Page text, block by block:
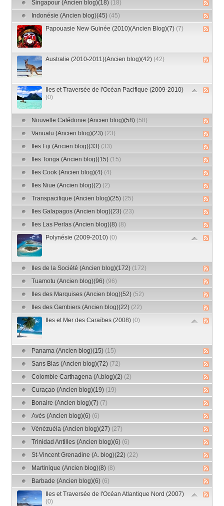
Singapour (Ancien blog)(18) (18)
Indonésie (Ancien blog)(45) (45)
Papouasie New Guinée (2010)(Ancien Blog)(7) (7)
Australie (2010-2011)(Ancien blog)(42) (42)
Iles et Traversée de l'Océan Pacifique (2009-2010)
(0)
Nouvelle Calédonie (Ancien blog)(58) (58)
Vanuatu (Ancien blog)(23) (23)
Iles Fiji (Ancien blog)(33) (33)
Iles Tonga (Ancien blog)(15) (15)
Iles Cook (Ancien blog)(4) (4)
Iles Niue (Ancien blog)(2) (2)
Transpacifique (Ancien blog)(25) (25)
Iles Galapagos (Ancien blog)(23) (23)
Iles Las Perlas (Ancien blog)(8) (8)
Polynésie (2009-2010) (0)
Iles de la Société (Ancien blog)(172) (172)
Tuamotu (Ancien blog)(96) (96)
Iles des Marquises (Ancien blog)(52) (52)
Iles des Gambiers (Ancien blog)(22) (22)
Iles et Mer des Caraïbes (2008) (0)
Panama (Ancien blog)(15) (15)
Sans Blas (Ancien blog)(72) (72)
Colombie Carthagena (A.blog)(2) (2)
Curaçao (Ancien blog)(19) (19)
Bonaire (Ancien blog)(7) (7)
Avès (Ancien blog)(6) (6)
Vénézuéla (Ancien blog)(27) (27)
Trinidad Antilles (Ancien blog)(6) (6)
St-Vincent Grenadine (A. blog)(22) (22)
Martinique (Ancien blog)(8) (8)
Barbade (Ancien blog)(6) (6)
Iles et Traversée de l'Océan Atlantique Nord (2007)
(0)